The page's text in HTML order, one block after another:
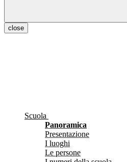
close
Scuola
Panoramica
Presentazione
I luoghi
Le persone